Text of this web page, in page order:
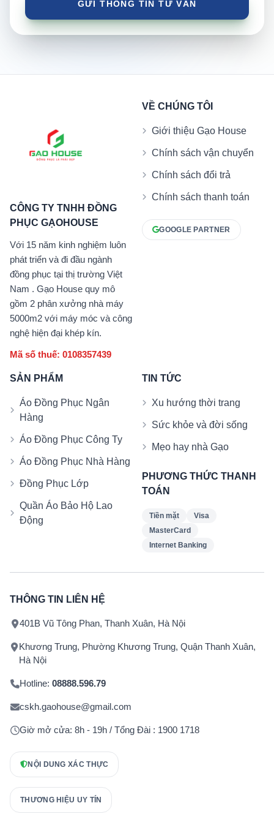
CÔNG TY TNHH ĐỒNG
PHỤC GẠOHOUSE
Với 15 năm kinh nghiệm luôn
phát triển và đi đầu ngành
đồng phục tại thị trường Việt
Nam . Gạo House quy mô
gồm 2 phân xưởng nhà máy
5000m2 với máy móc và công
nghệ hiện đại khép kín.
Mã số thuế: 0108357439
VỀ CHÚNG TÔI
Giới thiệu Gạo House
Chính sách vận chuyển
Chính sách đổi trả
Chính sách thanh toán
GOOGLE PARTNER
SẢN PHẨM
Áo Đồng Phục Ngân
Hàng
Áo Đồng Phục Công Ty
Áo Đồng Phục Nhà Hàng
Đồng Phục Lớp
Quần Áo Bảo Hộ Lao
Động
TIN TỨC
Xu hướng thời trang
Sức khỏe và đời sống
Mẹo hay nhà Gạo
PHƯƠNG THỨC THANH
TOÁN
Tiền mặt
Visa
MasterCard
Internet Banking
THÔNG TIN LIÊN HỆ
401B Vũ Tông Phan, Thanh Xuân, Hà Nội
Khương Trung, Phường Khương Trung, Quận Thanh Xuân,
Hà Nội
Hotline: 08888.596.79
cskh.gaohouse@gmail.com
Giờ mở cửa: 8h - 19h / Tổng Đài : 1900 1718
NỘI DUNG XÁC THỰC
THƯƠNG HIỆU UY TÍN